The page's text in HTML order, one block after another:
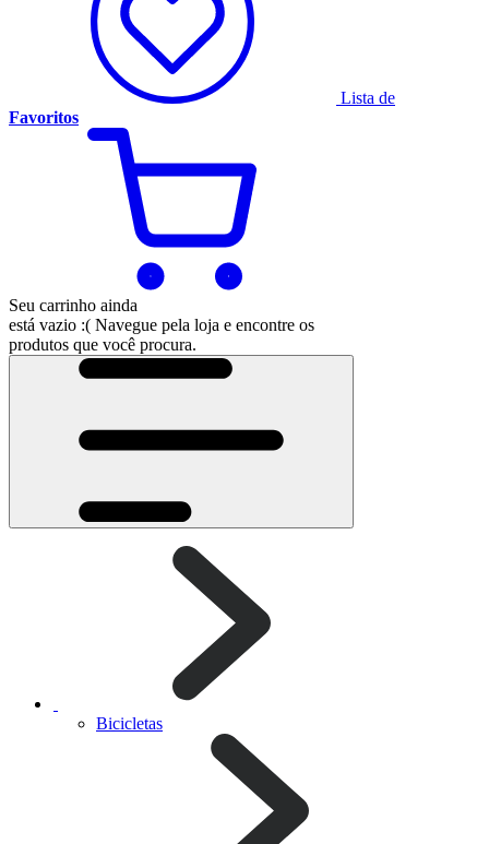
Lista de
Favoritos
Seu carrinho ainda
está vazio :( Navegue pela loja e encontre os
produtos que você procura.
Bicicletas